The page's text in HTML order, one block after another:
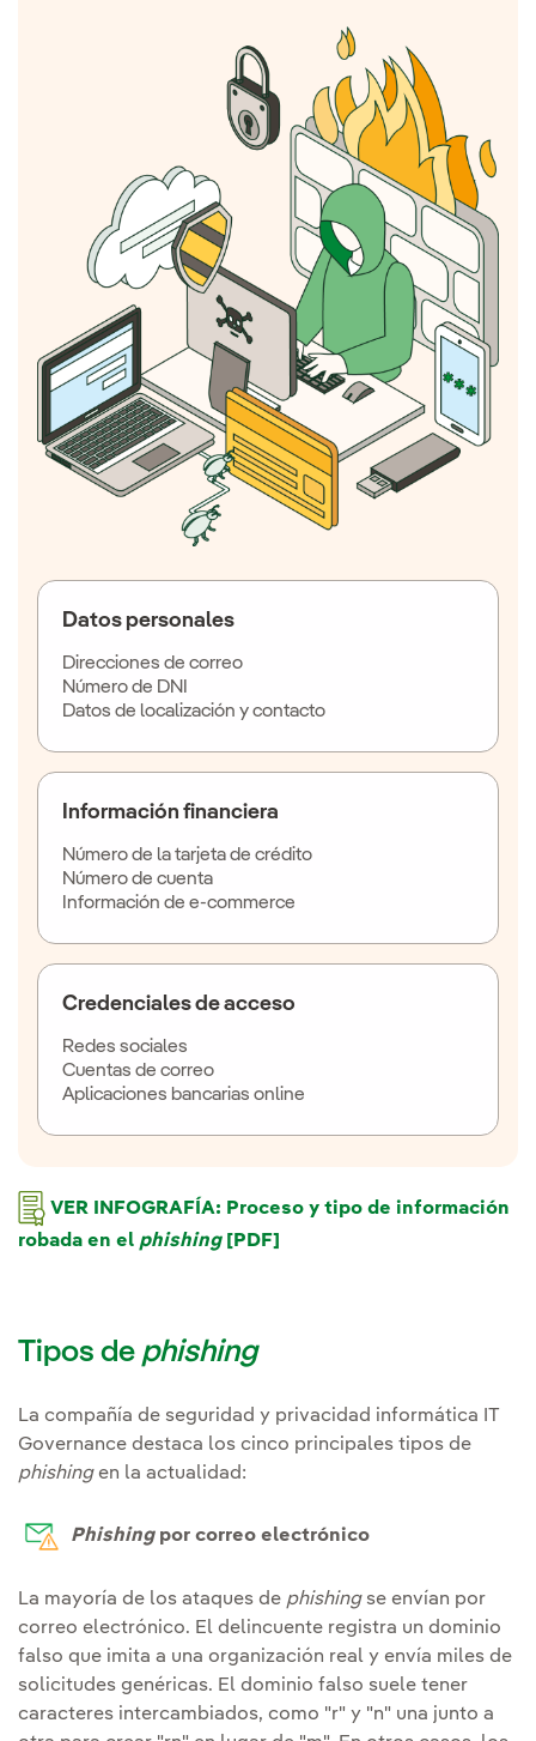
Datos personales
Direcciones de correo
Número de DNI
Datos de localización y contacto
Información financiera
Número de la tarjeta de crédito
Número de cuenta
Información de e-commerce
Credenciales de acceso
Redes sociales
Cuentas de correo
Aplicaciones bancarias online
VER INFOGRAFÍA: Proceso y tipo de información
robada en el phishing[PDF]
Tipos de phishing
La compañía de seguridad y privacidad informática IT
Governance destaca los cinco principales tipos de
phishingen la actualidad:
Phishingpor correo electrónico
La mayoría de los ataques de phishingse envían por
correo electrónico. El delincuente registra un dominio
falso que imita a una organización real y envía miles de
solicitudes genéricas. El dominio falso suele tener
caracteres intercambiados, como "r" y "n" una junto a